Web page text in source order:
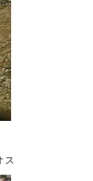
ス